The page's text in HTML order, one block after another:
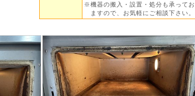
※機器の搬入・設置・処分も承ってお
ますので、お気軽にご相談下さい。